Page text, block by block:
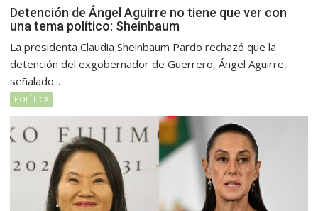
Detención de Ángel Aguirre no tiene que ver con
una tema político: Sheinbaum
La presidenta Claudia Sheinbaum Pardo rechazó que la
detención del exgobernador de Guerrero, Ángel Aguirre,
señalado...
POLÍTICA